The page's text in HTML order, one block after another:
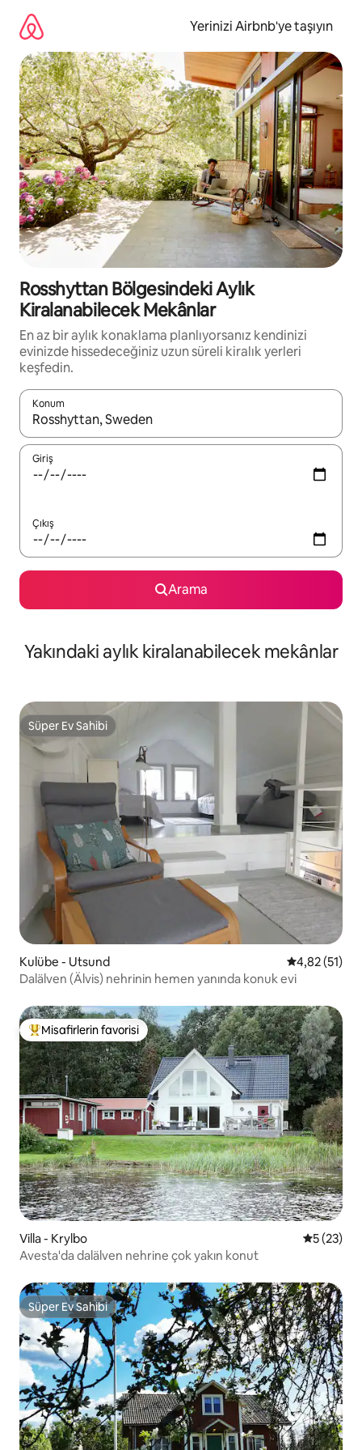
Yerinizi Airbnb'ye taşıyın
Rosshyttan Bölgesindeki Aylık
Kiralanabilecek Mekânlar
En az bir aylık konaklama planlıyorsanız kendinizi
evinizde hissedeceğiniz uzun süreli kiralık yerleri
keşfedin.
Konum
Sonuçlar kullanılabilir olduğunda yukarı ve aşağı oklarıyla
Giriş
Çıkış
Arama
Yakındaki aylık kiralanabilecek mekânlar
Süper Ev Sahibi
Süper Ev Sahibi
Kulübe - Utsund 5 üzerinden
4,82 (51)
Dalälven (Älvis) nehrinin hemen yanında konuk evi
Misafirlerin favorilerinden en beğenilenler arasında
Misafirlerin favorisi
Villa - Krylbo 55 (23)
Avesta'da dalälven nehrine çok yakın konut
Süper Ev Sahibi
Süper Ev Sahibi